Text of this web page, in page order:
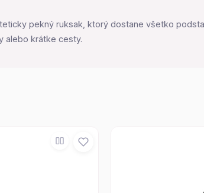
pekný ruksak, ktorý dostane všetko
alebo krátke cesty.